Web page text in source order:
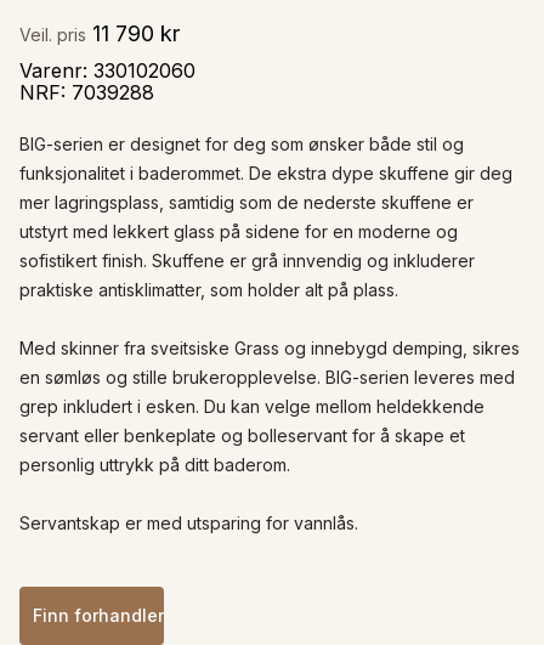
Veil. pris 11 790 kr
Varenr: 330102060
NRF: 7039288
BIG-serien er designet for deg som ønsker både stil og
funksjonalitet i baderommet. De ekstra dype skuffene gir deg
mer lagringsplass, samtidig som de nederste skuffene er
utstyrt med lekkert glass på sidene for en moderne og
sofistikert finish. Skuffene er grå innvendig og inkluderer
praktiske antisklimatter, som holder alt på plass.
Med skinner fra sveitsiske Grass og innebygd demping, sikres
en sømløs og stille brukeropplevelse. BIG-serien leveres med
grep inkludert i esken. Du kan velge mellom heldekkende
servant eller benkeplate og bolleservant for å skape et
personlig uttrykk på ditt baderom.
Servantskap er med utsparing for vannlås.
Finn forhandler